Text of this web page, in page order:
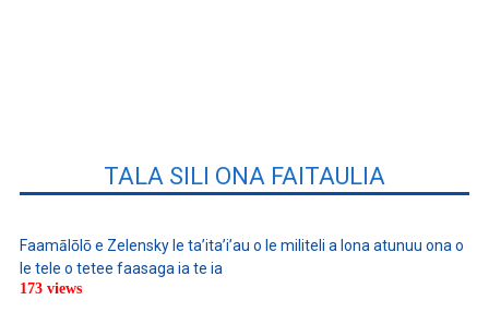
TALA SILI ONA FAITAULIA
Faamālōlō e Zelensky le ta’ita’i’au o le militeli a lona atunuu ona o
le tele o tetee faasaga ia te ia
173 views